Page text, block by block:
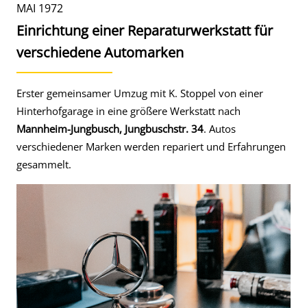
MAI 1972
Einrichtung einer Reparaturwerkstatt für
verschiedene Automarken
Erster gemeinsamer Umzug mit K. Stoppel von einer
Hinterhofgarage in eine größere Werkstatt nach
Mannheim-Jungbusch, Jungbuschstr. 34. Autos
verschiedener Marken werden repariert und Erfahrungen
gesammelt.